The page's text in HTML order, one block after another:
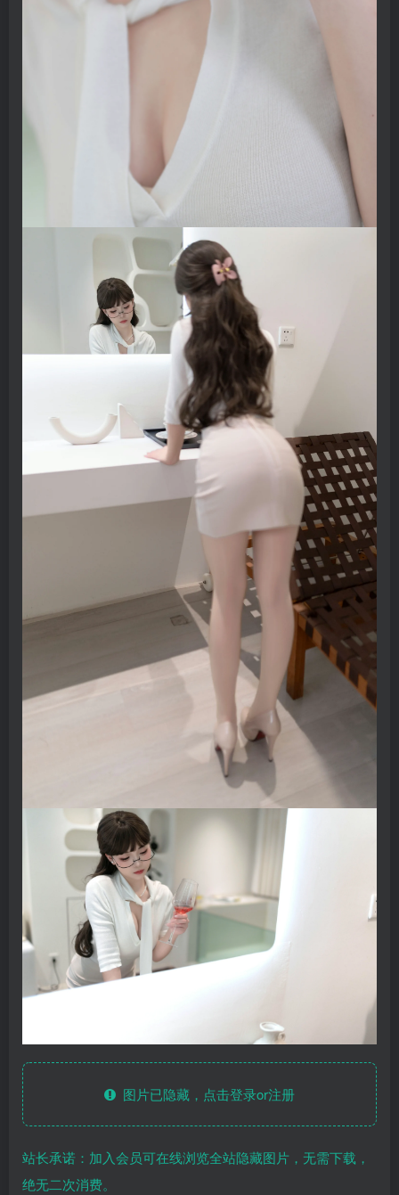
图片已隐藏，点击登录or注册
站长承诺：加入会员可在线浏览全站隐藏图片，无需下载，
绝无二次消费。